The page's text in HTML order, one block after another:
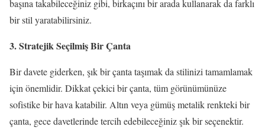
başına takabileceğiniz gibi, birkaçını bir arada kullanarak da farklı
bir stil yaratabilirsiniz.
3. Stratejik Seçilmiş Bir Çanta
Bir davete giderken, şık bir çanta taşımak da stilinizi tamamlamak
için önemlidir. Dikkat çekici bir çanta, tüm görünümünüze
sofistike bir hava katabilir. Altın veya gümüş metalik renkteki bir
çanta, gece davetlerinde tercih edebileceğiniz şık bir seçenektir.